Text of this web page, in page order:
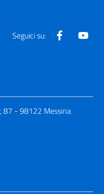
Seguici su: Facebook
87 - 98122 Messina